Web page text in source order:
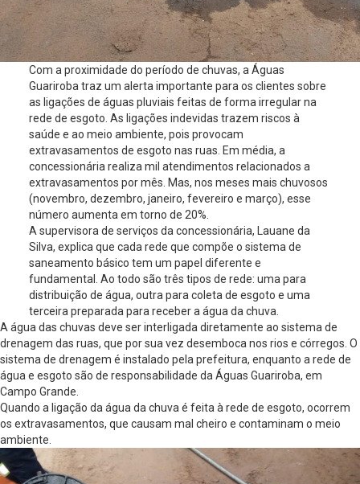
Com a proximidade do período de chuvas, a Águas
Guariroba traz um alerta importante para os clientes sobre
as ligações de águas pluviais feitas de forma irregular na
rede de esgoto. As ligações indevidas trazem riscos à
saúde e ao meio ambiente, pois provocam
extravasamentos de esgoto nas ruas. Em média, a
concessionária realiza mil atendimentos relacionados a
extravasamentos por mês. Mas, nos meses mais chuvosos
(novembro, dezembro, janeiro, fevereiro e março), esse
número aumenta em torno de 20%.
A supervisora de serviços da concessionária, Lauane da
Silva, explica que cada rede que compõe o sistema de
saneamento básico tem um papel diferente e
fundamental. Ao todo são três tipos de rede: uma para
distribuição de água, outra para coleta de esgoto e uma
terceira preparada para receber a água da chuva.
A água das chuvas deve ser interligada diretamente ao sistema de
drenagem das ruas, que por sua vez desemboca nos rios e córregos. O
sistema de drenagem é instalado pela prefeitura, enquanto a rede de
água e esgoto são de responsabilidade da Águas Guariroba, em
Campo Grande.
Quando a ligação da água da chuva é feita à rede de esgoto, ocorrem
os extravasamentos, que causam mal cheiro e contaminam o meio
ambiente.